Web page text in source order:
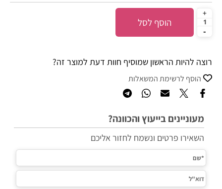
הוסף לסל
רוצה להיות הראשון שמוסיף חוות דעת למוצר זה?
הוסף לרשימת המשאלות
מעוניינים בייעוץ והכוונה?
השאירו פרטים ונשמח לחזור אליכם